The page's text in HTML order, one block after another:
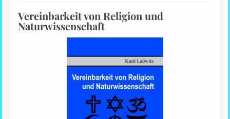
Vereinbarkeit von Religion und
Naturwissenschaft